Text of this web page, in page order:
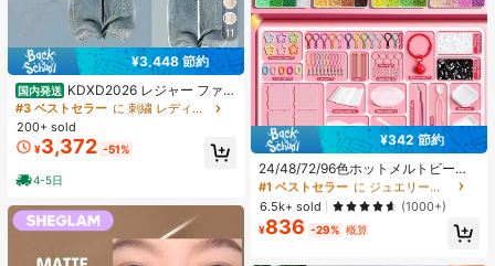
11
¥3,448 節約
国内発送 KDXD2026 レジャー ファッ
ション ロングサイズ 夏服 女性 ワイ
ルドスタイル ボア付きトップス ワイ
ルドスタイル ロングスカート 3点セ
ット UVカット 軽量 通気性 袖付き
ヒップカバー効果 通気性抜群 サイズ
豊富
#3 ベストセラー
に 刺繍 レディースコーデ
200+ sold
¥3,372 -51%
4-5日
¥342 節約
24/48/72/96色ホットメルトビーズ
クリエイティブクラフトセット、ス
クエアペグボード、多層収納ボック
ス、アイロンペーパー、カラフルな
キーチェーン、装飾アクセサリー、
ハンギングロープ付き、DIY愛好家
がDIYパズル、バレンタインデーギ
#1 ベストセラー
に ジュエリー製作セット
売り切れ間近！
#1 ベストセラー
に ジュエリー製作セット
売り切れ間近！
#1 ベストセラー
に ジュエリー製作セット
売り切れ間近！
#1 ベストセラー
6.5k+ sold (1000+)
¥836 -29% 概算